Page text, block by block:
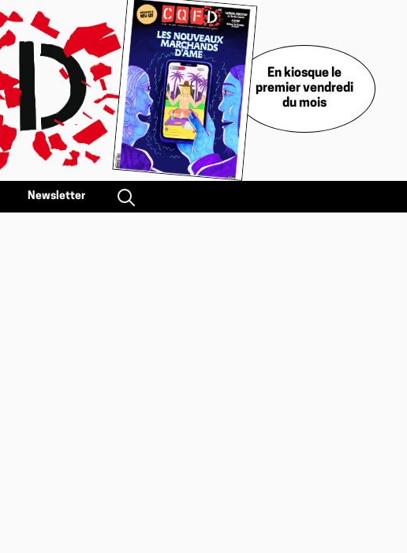
En kiosque le
premier vendredi
du mois
Newsletter